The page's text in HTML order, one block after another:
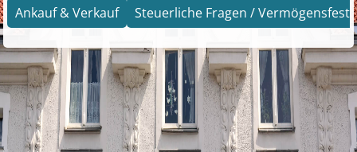
Ankauf & Verkauf Steuerliche Fragen /